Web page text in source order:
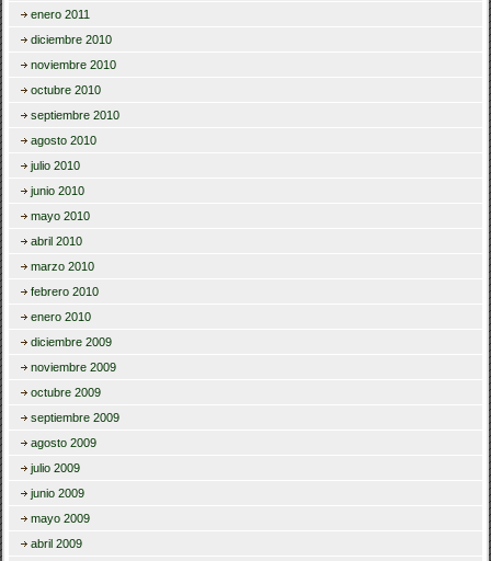
enero 2011
diciembre 2010
noviembre 2010
octubre 2010
septiembre 2010
agosto 2010
julio 2010
junio 2010
mayo 2010
abril 2010
marzo 2010
febrero 2010
enero 2010
diciembre 2009
noviembre 2009
octubre 2009
septiembre 2009
agosto 2009
julio 2009
junio 2009
mayo 2009
abril 2009